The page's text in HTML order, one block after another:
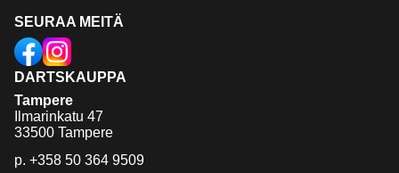
DARTSKAUPPA
Tampere
Ilmarinkatu 47
33500 Tampere
p. +358 50 364 9509
SEURAA MEITÄ